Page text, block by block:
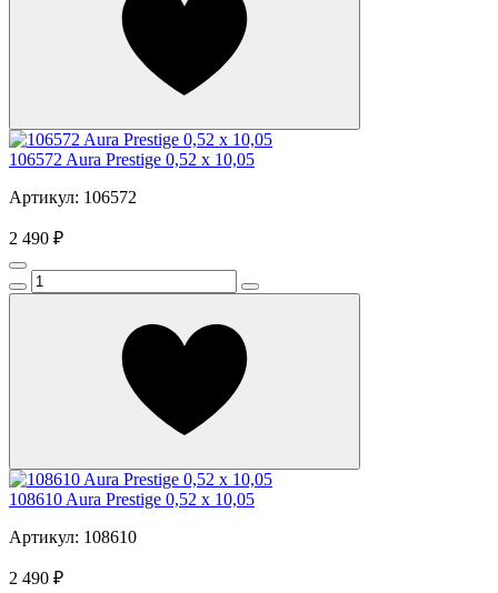
106572 Aura Prestige 0,52 x 10,05
Артикул: 106572
2 490 ₽
108610 Aura Prestige 0,52 x 10,05
Артикул: 108610
2 490 ₽